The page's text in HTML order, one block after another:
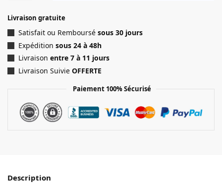
Livraison gratuite
Satisfait ou Remboursé sous 30 jours
Expédition sous 24 à 48h
Livraison entre 7 à 11 jours
Livraison Suivie OFFERTE
Paiement 100% Sécurisé
Description